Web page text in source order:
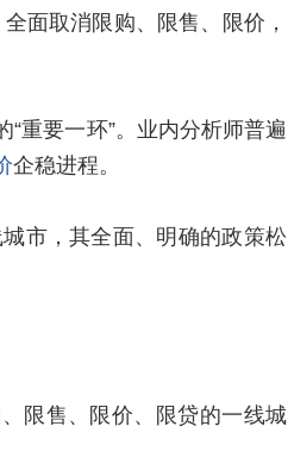
面取消限购、限售、限价，
重要一环”。业内分析师普遍
企稳进程。
市，其全面、明确的政策松
限售、限价、限贷的一线城